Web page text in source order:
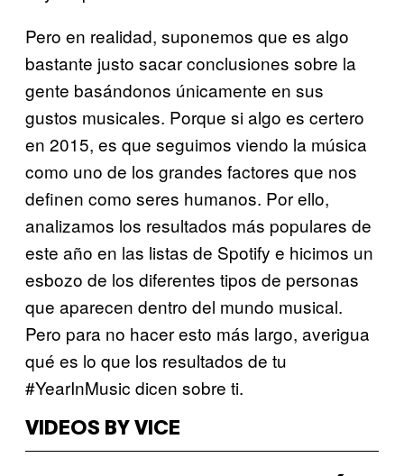
Pero en realidad, suponemos que es algo
bastante justo sacar conclusiones sobre la
gente basándonos únicamente en sus
gustos musicales. Porque si algo es certero
en 2015, es que seguimos viendo la música
como uno de los grandes factores que nos
definen como seres humanos. Por ello,
analizamos los resultados más populares de
este año en las listas de Spotify e hicimos un
esbozo de los diferentes tipos de personas
que aparecen dentro del mundo musical.
Pero para no hacer esto más largo, averigua
qué es lo que los resultados de tu
#YearInMusic dicen sobre ti.
VIDEOS BY VICE